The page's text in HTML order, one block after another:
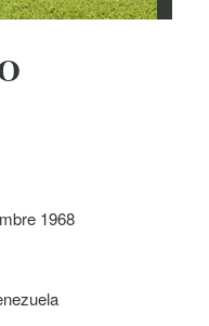
1968